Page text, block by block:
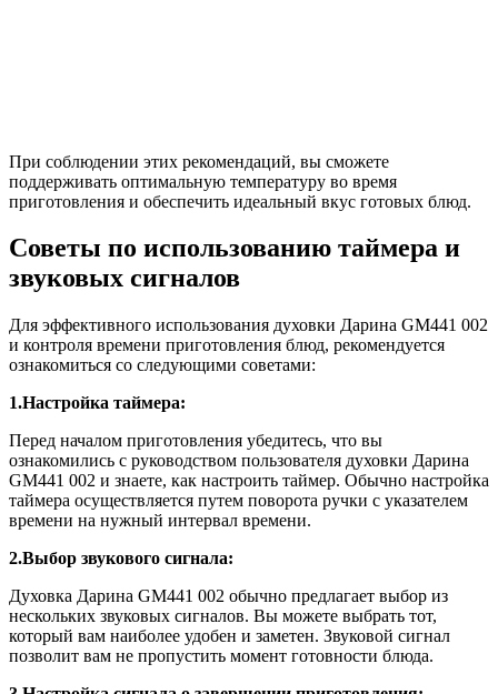
При соблюдении этих рекомендаций, вы сможете
поддерживать оптимальную температуру во время
приготовления и обеспечить идеальный вкус готовых блюд.
Советы по использованию таймера и
звуковых сигналов
Для эффективного использования духовки Дарина GM441 002
и контроля времени приготовления блюд, рекомендуется
ознакомиться со следующими советами:
1.Настройка таймера:
Перед началом приготовления убедитесь, что вы
ознакомились с руководством пользователя духовки Дарина
GM441 002 и знаете, как настроить таймер. Обычно настройка
таймера осуществляется путем поворота ручки с указателем
времени на нужный интервал времени.
2.Выбор звукового сигнала:
Духовка Дарина GM441 002 обычно предлагает выбор из
нескольких звуковых сигналов. Вы можете выбрать тот,
который вам наиболее удобен и заметен. Звуковой сигнал
позволит вам не пропустить момент готовности блюда.